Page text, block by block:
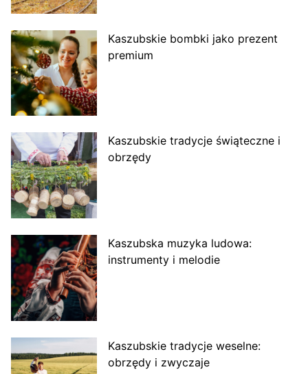
Kaszubskie bombki jako prezent
premium
Kaszubskie tradycje świąteczne i
obrzędy
Kaszubska muzyka ludowa:
instrumenty i melodie
Kaszubskie tradycje weselne:
obrzędy i zwyczaje